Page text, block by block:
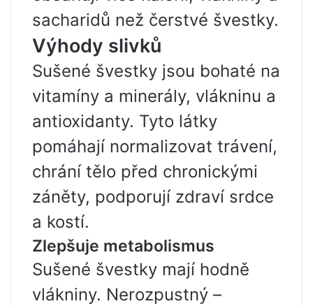
sacharidů než čerstvé švestky.
Výhody slivků
Sušené švestky jsou bohaté na
vitamíny a minerály, vlákninu a
antioxidanty. Tyto látky
pomáhají normalizovat trávení,
chrání tělo před chronickými
záněty, podporují zdraví srdce
a kostí.
Zlepšuje metabolismus
Sušené švestky mají hodně
vlákniny. Nerozpustný –